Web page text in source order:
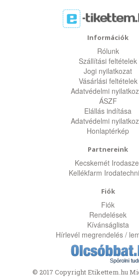
Információk
Rólunk
Szállítási feltételek
Jogi nyilatkozat
Vásárlási feltételek
Adatvédelmi
ÁSZF
Elállás indítása
Adatvédelmi
Honlaptérkép
Partnereink
Kecskemét
Kellékfarm
Fiók
Fiók
Rendelések
Kívánságlista
Hírlevél megrendelés /
© 2017 Copyright Etikettem.hu